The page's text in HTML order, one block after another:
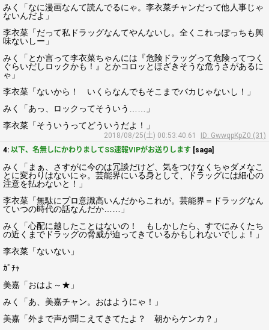
みく「なに漫画なんて読んでるにゃ。李衣菜チャンだって他人事じゃ
ないんだよ」
李衣菜「だって私ドラッグなんてやんないし。全くこれっぽっちも興
味ないしー」
みく「とか言って李衣菜ちゃんには『危険ドラッグって危険ってつく
ぐらいだしロックかも！』とかコロッとほざきそうな危うさがあるに
ゃ」
李衣菜「ないから！ いくらなんでもそこまでバカじゃないし！」
みく「あっ、ロックってそういう……」
李衣菜「そういうってどういうだよ！」
2018/08/25(土) 00:53:40.61
ID: GwwqpKpZ0 (31)
4: 以下、名無しにかわりましてSS速報VIPがお送りします [saga]
みく「まぁ、さすがに今のは冗談だけど、気をつけなくちゃダメなこ
とに変わりはないにゃ。芸能界にいる身として、ドラッグには細心の
注意を払わないと！」
李衣菜「無駄にプロ意識高いんだからこれが。芸能界＝ドラッグなん
ていつの時代の話なんだか……」
みく「心配に越したことはないの！ もしかしたら、すでにみくたち
の近くまでドラッグの脅威が迫ってきているかもしれないでしょ！」
李衣菜「ないない」
ｶﾞﾁｬ
美嘉「おはよ～★」
みく「あ、美嘉チャン。おはようにゃ！」
美嘉「外まで声が聞こえてきてたよ？ 朝からケンカ？」